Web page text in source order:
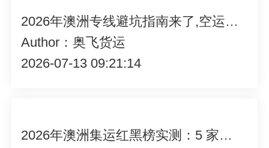
2026年澳洲专线避坑指南来了,空运海运选型、清关规则、收费明细
Author：奥飞货运
2026-07-13 09:21:14
2026年澳洲集运红黑榜实测：5 家热门平台对比，留学生避坑必看